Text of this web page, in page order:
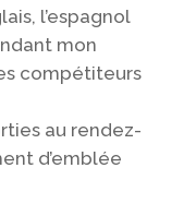
l’espagnol
mon
compétiteurs
au rendez-
d’emblée